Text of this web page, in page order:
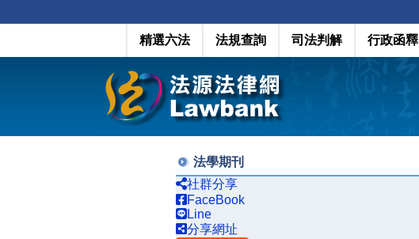
精選六法 法規查詢 司法判解 行政函釋
法學期刊
社群分享
FaceBook
Line
分享網址